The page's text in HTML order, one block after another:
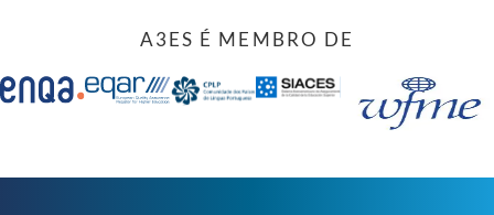
A3ES É MEMBRO DE